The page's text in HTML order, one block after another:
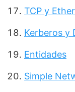
TCP y
Kerberos y
Entidades
Simple